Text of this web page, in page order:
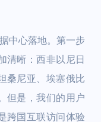
中心落地。第一步
清晰：西非以尼日
桑尼亚、埃塞俄比
但是，我们的用户
跨国互联访问体验